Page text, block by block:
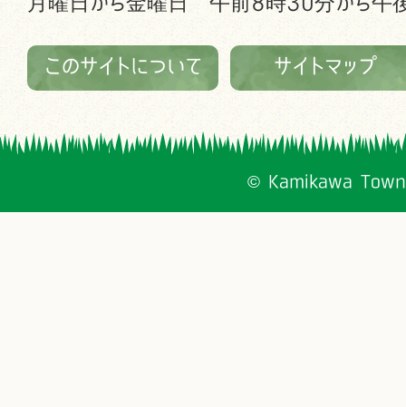
このサイトについて サイトマップ
© Kamikawa Town